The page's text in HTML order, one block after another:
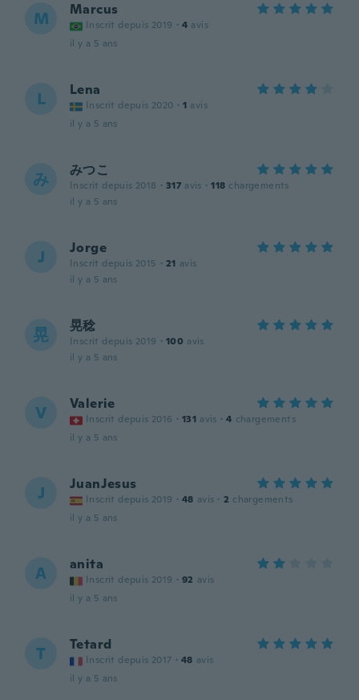
M Marcus
Inscrit depuis 2019 · 4 avis
il y a 5 ans
L Lena
Inscrit depuis 2020 · 1 avis
il y a 5 ans
み みつこ
Inscrit depuis 2018 · 317 avis · 118 chargements
il y a 5 ans
J Jorge
Inscrit depuis 2015 · 21 avis
il y a 5 ans
晃 晃稔
Inscrit depuis 2019 · 100 avis
il y a 5 ans
V Valerie
Inscrit depuis 2016 · 131 avis · 4 chargements
il y a 5 ans
J JuanJesus
Inscrit depuis 2019 · 48 avis · 2 chargements
il y a 5 ans
A anita
Inscrit depuis 2019 · 92 avis
il y a 5 ans
T Tetard
Inscrit depuis 2017 · 48 avis
il y a 5 ans